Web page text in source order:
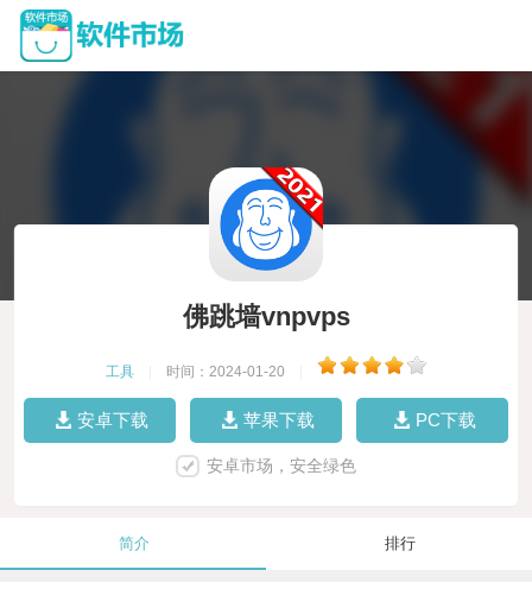
佛跳墙vnpvps
工具 时间：2024-01-20
安卓下载 苹果下载 PC下载
安卓市场，安全绿色
简介 排行